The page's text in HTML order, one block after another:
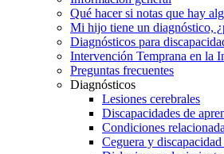
Qué hacer si notas que hay
Mi hijo tiene un diagnóstico,
Diagnósticos para
Intervención Temprana en la
Preguntas frecuentes
Diagnósticos
Lesiones cerebrales
Discapacidades de
Condiciones
Ceguera y